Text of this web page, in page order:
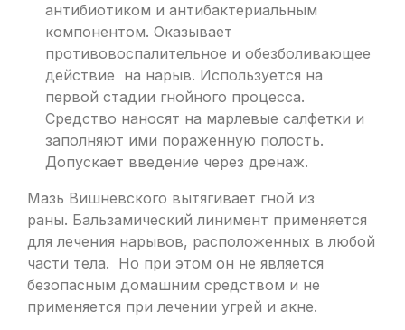
антибиотиком и антибактериальным
компонентом. Оказывает
противовоспалительное и обезболивающее
действие на нарыв. Используется на
первой стадии гнойного процесса.
Средство наносят на марлевые салфетки и
заполняют ими пораженную полость.
Допускает введение через дренаж.
Мазь Вишневского вытягивает гной из
раны. Бальзамический линимент применяется
для лечения нарывов, расположенных в любой
части тела. Но при этом он не является
безопасным домашним средством и не
применяется при лечении угрей и акне.